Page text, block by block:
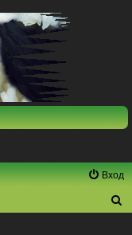
Вход